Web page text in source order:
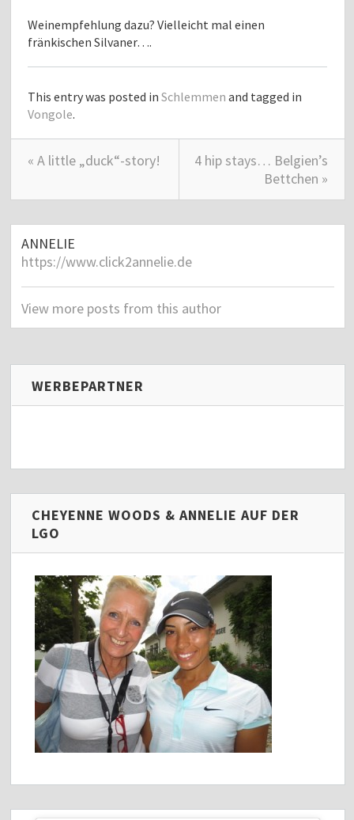
Weinempfehlung dazu? Vielleicht mal einen
fränkischen Silvaner….
This entry was posted inSchlemmen and tagged in
Vongole.
« A little „duck“-story!
4 hip stays… Belgien’s
Bettchen »
ANNELIE
https://www.click2annelie.de
View more posts from this author
WERBEPARTNER
CHEYENNE WOODS & ANNELIE AUF DER
LGO